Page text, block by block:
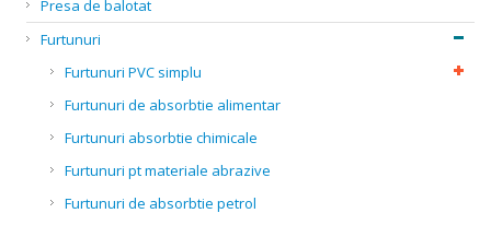
Presa de balotat
Furtunuri
Furtunuri PVC simplu
Furtunuri de absorbtie alimentar
Furtunuri absorbtie chimicale
Furtunuri pt materiale abrazive
Furtunuri de absorbtie petrol